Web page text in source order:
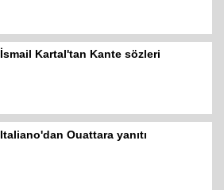
İsmail Kartal'tan Kante sözleri
Italiano'dan Ouattara yanıtı